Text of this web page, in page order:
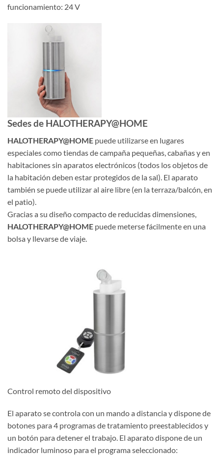
funcionamiento: 24 V
Sedes de HALOTHERAPY@HOME
HALOTHERAPY@HOME puede utilizarse en lugares
especiales como tiendas de campaña pequeñas, cabañas y en
habitaciones sin aparatos electrónicos (todos los objetos de
la habitación deben estar protegidos de la sal). El aparato
también se puede utilizar al aire libre (en la terraza/balcón, en
el patio).
Gracias a su diseño compacto de reducidas dimensiones,
HALOTHERAPY@HOME puede meterse fácilmente en una
bolsa y llevarse de viaje.
Control remoto del dispositivo
El aparato se controla con un mando a distancia y dispone de
botones para 4 programas de tratamiento preestablecidos y
un botón para detener el trabajo. El aparato dispone de un
indicador luminoso para el programa seleccionado: